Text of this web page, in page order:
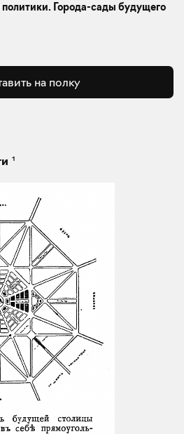
Города-сады будущего
на полку
1